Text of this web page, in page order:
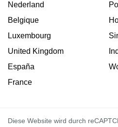
Nederland
Belgique
Luxembourg
United Kingdom
España
France
Diese Website wird durch